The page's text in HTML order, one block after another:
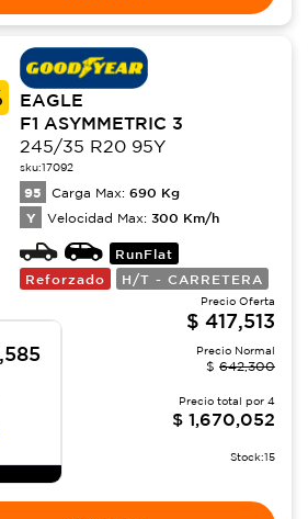
EAGLE
F1 ASYMMETRIC 3
245/35 R20 95Y
sku:17092
95 Carga Max: 690 Kg
Y Velocidad Max: 300 Km/h
RunFlat
Reforzado
H/T - CARRETERA
Precio Oferta
$ 417,513
Precio Normal
$ 642,300
Precio total por 4
$ 1,670,052
Stock:15